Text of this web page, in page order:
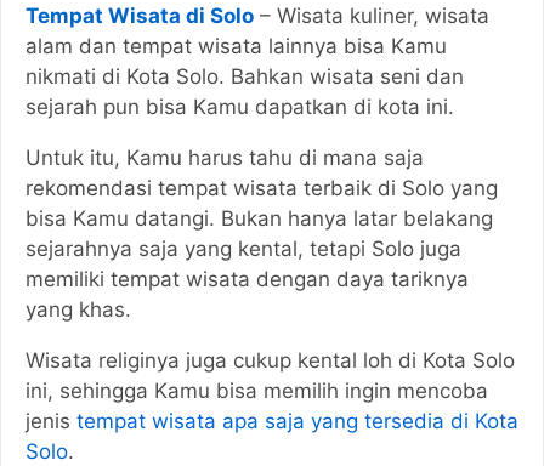
Tempat Wisata di Solo – Wisata kuliner, wisata
alam dan tempat wisata lainnya bisa Kamu
nikmati di Kota Solo. Bahkan wisata seni dan
sejarah pun bisa Kamu dapatkan di kota ini.
Untuk itu, Kamu harus tahu di mana saja
rekomendasi tempat wisata terbaik di Solo yang
bisa Kamu datangi. Bukan hanya latar belakang
sejarahnya saja yang kental, tetapi Solo juga
memiliki tempat wisata dengan daya tariknya
yang khas.
Wisata religinya juga cukup kental loh di Kota Solo
ini, sehingga Kamu bisa memilih ingin mencoba
jenis tempat wisata apa saja yang tersedia di Kota
Solo.